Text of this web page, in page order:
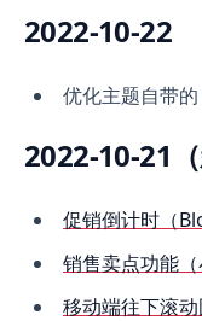
2022-10-22
优化主题自带
2022-10-21
促销倒计时（
销售卖点功能（
移动端往下滚